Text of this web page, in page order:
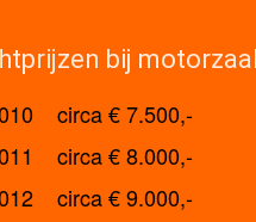
bij
circa € 7.500,-
circa € 8.000,-
circa € 9.000,-